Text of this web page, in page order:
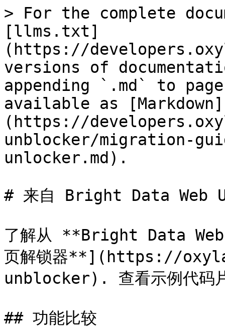
> For the complete
[llms.txt]
(https://
versions of
appending `.md` to
available as [Markdown]
(https://
unblocker/migration-
unlocker.md).
# 来自 Bright Data Web
了解从 **Bright Data
页解锁器**](https://
unblocker). 查看示例代码片
## 功能比较